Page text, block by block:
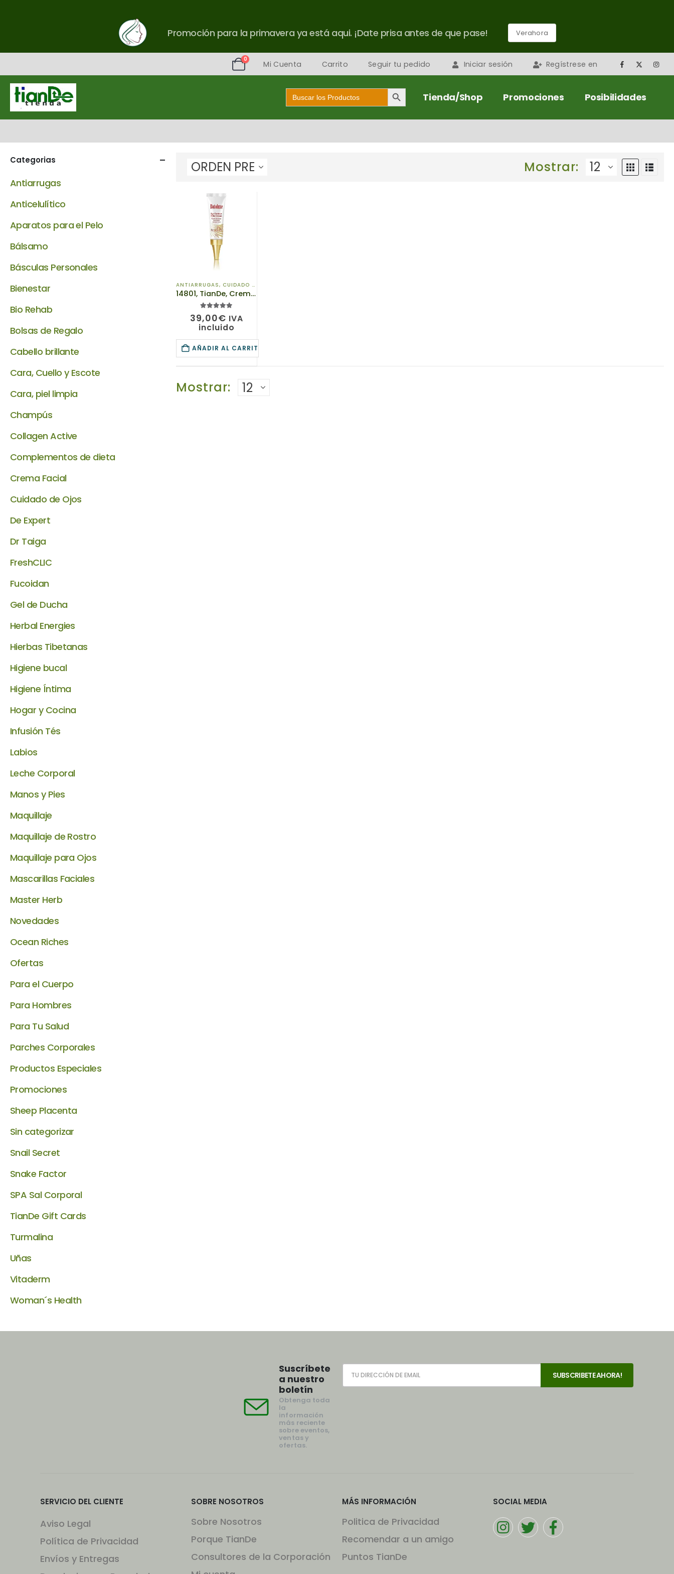
Promoción para la primavera ya está aqui. ¡Date prisa antes de que pase! Verahora
0
Mi Cuenta Carrito Seguir tu pedido Iniciar sesión Regístrese en
Buscar: Botón de búsqueda
Tienda/Shop Promociones Posibilidades
Mostrar:
ANTIARRUGAS, CUIDADO DE OJOS
14801, TianDe, Crema de relleno para la piel alrededor de los ojos, Botoluxe, 10g
5.00 de 5
39,00€ IVA
incluido
AÑADIR AL CARRITO
Mostrar:
Categorias
Antiarrugas
Anticelulítico
Aparatos para el Pelo
Bálsamo
Básculas Personales
Bienestar
Bio Rehab
Bolsas de Regalo
Cabello brillante
Cara, Cuello y Escote
Cara, piel limpia
Champús
Collagen Active
Complementos de dieta
Crema Facial
Cuidado de Ojos
De Expert
Dr Taiga
FreshCLIC
Fucoidan
Gel de Ducha
Herbal Energies
Hierbas Tibetanas
Higiene bucal
Higiene Íntima
Hogar y Cocina
Infusión Tés
Labios
Leche Corporal
Manos y Pies
Maquillaje
Maquillaje de Rostro
Maquillaje para Ojos
Mascarillas Faciales
Master Herb
Novedades
Ocean Riches
Ofertas
Para el Cuerpo
Para Hombres
Para Tu Salud
Parches Corporales
Productos Especiales
Promociones
Sheep Placenta
Sin categorizar
Snail Secret
Snake Factor
SPA Sal Corporal
TianDe Gift Cards
Turmalina
Uñas
Vitaderm
Woman´s Health
Suscríbete
a nuestro
boletín
Obtenga toda
la
información
más reciente
sobre eventos,
ventas y
ofertas.
SERVICIO DEL CLIENTE
Aviso Legal
Política de Privacidad
Envíos y Entregas
SOBRE NOSOTROS
Sobre Nosotros
Porque TianDe
Consultores de la Corporación
MÁS INFORMACIÓN
Politica de Privacidad
Recomendar a un amigo
Puntos TianDe
SOCIAL MEDIA